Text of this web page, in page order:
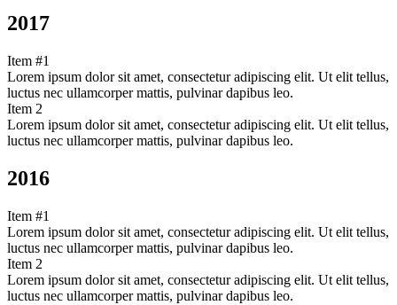
2017
Item #1
Lorem ipsum dolor sit amet, consectetur adipiscing elit. Ut elit tellus,
luctus nec ullamcorper mattis, pulvinar dapibus leo.
Item 2
Lorem ipsum dolor sit amet, consectetur adipiscing elit. Ut elit tellus,
luctus nec ullamcorper mattis, pulvinar dapibus leo.
2016
Item #1
Lorem ipsum dolor sit amet, consectetur adipiscing elit. Ut elit tellus,
luctus nec ullamcorper mattis, pulvinar dapibus leo.
Item 2
Lorem ipsum dolor sit amet, consectetur adipiscing elit. Ut elit tellus,
luctus nec ullamcorper mattis, pulvinar dapibus leo.